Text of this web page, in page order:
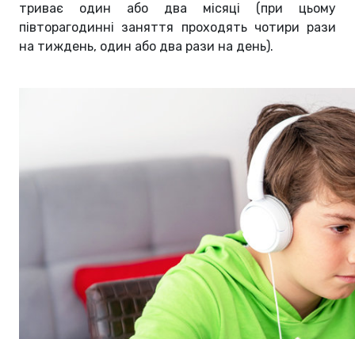
триває один або два місяці (при цьому
півторагодинні заняття проходять чотири рази
на тиждень, один або два рази на день).